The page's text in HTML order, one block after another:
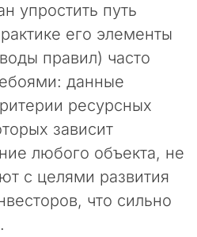
упростить путь
его элементы
правил) часто
данные
ресурсных
зависит
любого объекта, не
с целями развития
что сильно